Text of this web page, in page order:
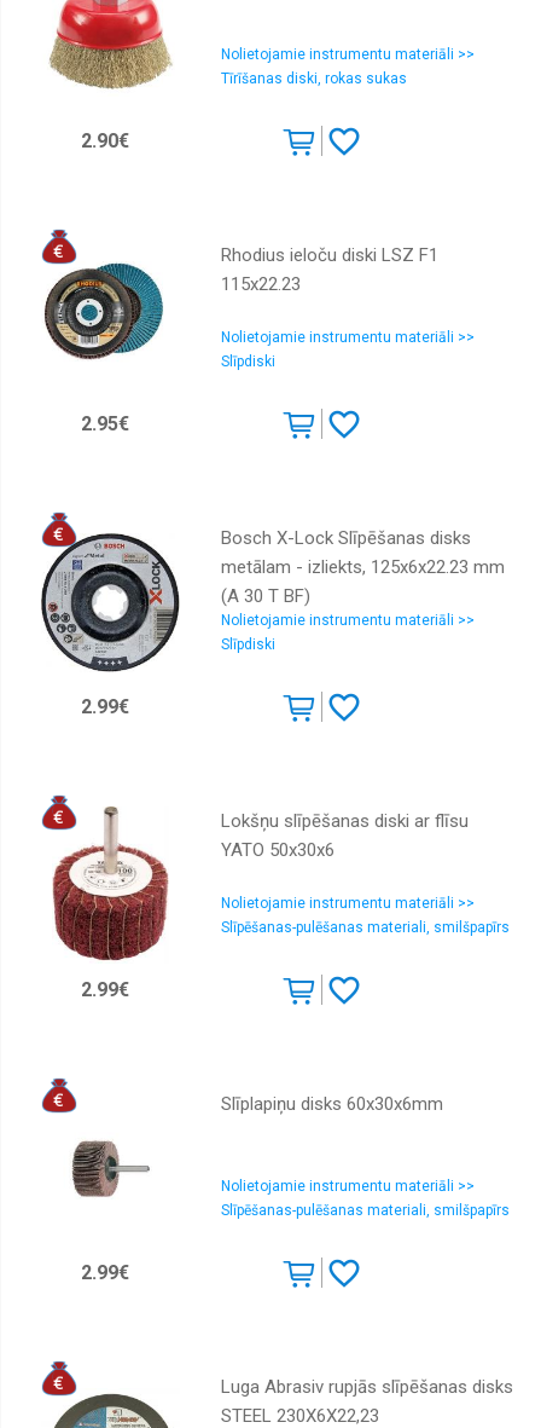
Nolietojamie instrumentu materiāli >>
Tīrīšanas diski, rokas sukas
2.90€
Rhodius ieloču diski LSZ F1
115x22.23
Nolietojamie instrumentu materiāli >>
Slīpdiski
2.95€
Bosch X-Lock Slīpēšanas disks
metālam - izliekts, 125x6x22.23 mm
(A 30 T BF)
Nolietojamie instrumentu materiāli >>
Slīpdiski
2.99€
Lokšņu slīpēšanas diski ar flīsu
YATO 50x30x6
Nolietojamie instrumentu materiāli >>
Slīpēšanas-pulēšanas materiali, smilšpapīrs
2.99€
Slīplapiņu disks 60x30x6mm
Nolietojamie instrumentu materiāli >>
Slīpēšanas-pulēšanas materiali, smilšpapīrs
2.99€
Luga Abrasiv rupjās slīpēšanas disks
STEEL 230X6X22,23